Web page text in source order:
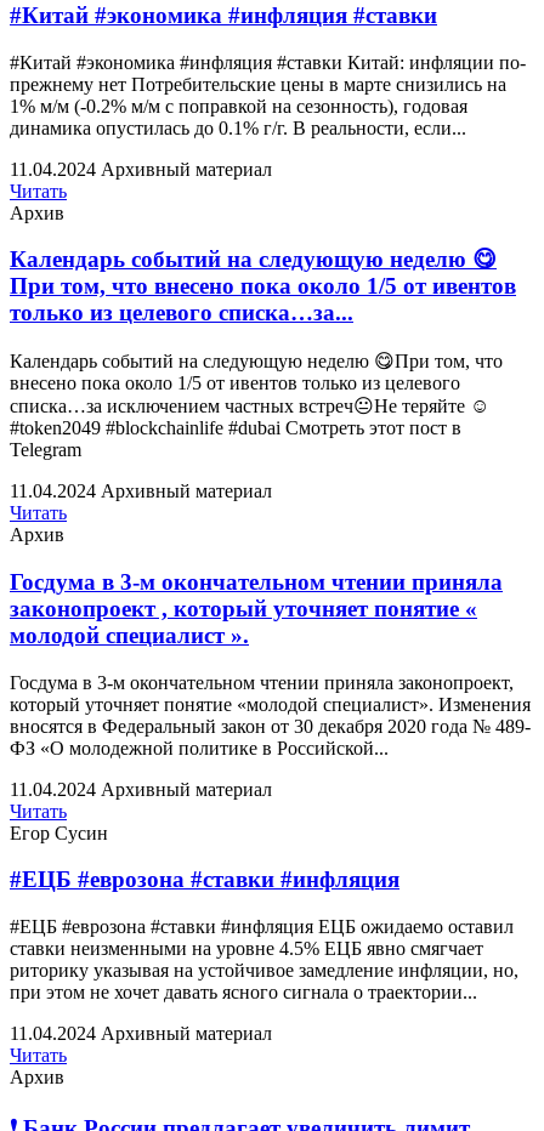
#Китай #экономика #инфляция #ставки
#Китай #экономика #инфляция #ставки Китай: инфляции по-
прежнему нет Потребительские цены в марте снизились на
1% м/м (-0.2% м/м с поправкой на сезонность), годовая
динамика опустилась до 0.1% г/г. В реальности, если...
11.04.2024 Архивный материал
Читать
Архив
Календарь событий на следующую неделю 😋
При том, что внесено пока около 1/5 от ивентов
только из целевого списка…за...
Календарь событий на следующую неделю 😋При том, что
внесено пока около 1/5 от ивентов только из целевого
списка…за исключением частных встреч😐Не теряйте ☺️
#token2049 #blockchainlife #dubai Смотреть этот пост в
Telegram
11.04.2024 Архивный материал
Читать
Архив
Госдума в 3-м окончательном чтении приняла
законопроект , который уточняет понятие «
молодой специалист ».
Госдума в 3-м окончательном чтении приняла законопроект,
который уточняет понятие «молодой специалист». Изменения
вносятся в Федеральный закон от 30 декабря 2020 года № 489-
ФЗ «О молодежной политике в Российской...
11.04.2024 Архивный материал
Читать
Егор Сусин
#ЕЦБ #еврозона #ставки #инфляция
#ЕЦБ #еврозона #ставки #инфляция ЕЦБ ожидаемо оставил
ставки неизменными на уровне 4.5% ЕЦБ явно смягчает
риторику указывая на устойчивое замедление инфляции, но,
при этом не хочет давать ясного сигнала о траектории...
11.04.2024 Архивный материал
Читать
Архив